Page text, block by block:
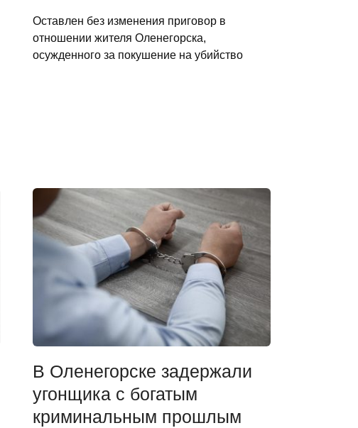
Оставлен без изменения приговор в
отношении жителя Оленегорска,
осужденного за покушение на убийство
В Оленегорске задержали
угонщика с богатым
криминальным прошлым